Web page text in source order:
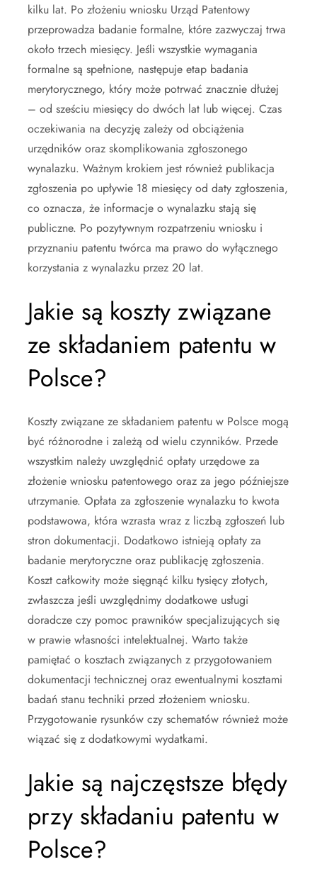
kilku lat. Po złożeniu wniosku Urząd Patentowy
przeprowadza badanie formalne, które zazwyczaj trwa
około trzech miesięcy. Jeśli wszystkie wymagania
formalne są spełnione, następuje etap badania
merytorycznego, który może potrwać znacznie dłużej
– od sześciu miesięcy do dwóch lat lub więcej. Czas
oczekiwania na decyzję zależy od obciążenia
urzędników oraz skomplikowania zgłoszonego
wynalazku. Ważnym krokiem jest również publikacja
zgłoszenia po upływie 18 miesięcy od daty zgłoszenia,
co oznacza, że informacje o wynalazku stają się
publiczne. Po pozytywnym rozpatrzeniu wniosku i
przyznaniu patentu twórca ma prawo do wyłącznego
korzystania z wynalazku przez 20 lat.
Jakie są koszty związane
ze składaniem patentu w
Polsce?
Koszty związane ze składaniem patentu w Polsce mogą
być różnorodne i zależą od wielu czynników. Przede
wszystkim należy uwzględnić opłaty urzędowe za
złożenie wniosku patentowego oraz za jego późniejsze
utrzymanie. Opłata za zgłoszenie wynalazku to kwota
podstawowa, która wzrasta wraz z liczbą zgłoszeń lub
stron dokumentacji. Dodatkowo istnieją opłaty za
badanie merytoryczne oraz publikację zgłoszenia.
Koszt całkowity może sięgnąć kilku tysięcy złotych,
zwłaszcza jeśli uwzględnimy dodatkowe usługi
doradcze czy pomoc prawników specjalizujących się
w prawie własności intelektualnej. Warto także
pamiętać o kosztach związanych z przygotowaniem
dokumentacji technicznej oraz ewentualnymi kosztami
badań stanu techniki przed złożeniem wniosku.
Przygotowanie rysunków czy schematów również może
wiązać się z dodatkowymi wydatkami.
Jakie są najczęstsze błędy
przy składaniu patentu w
Polsce?